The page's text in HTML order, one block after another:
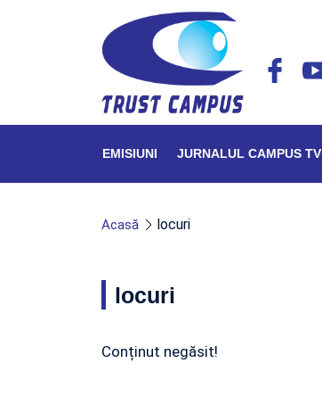
EMISIUNI JURNALUL CAMPUS TV
Acasă locuri
locuri
Conținut negăsit!